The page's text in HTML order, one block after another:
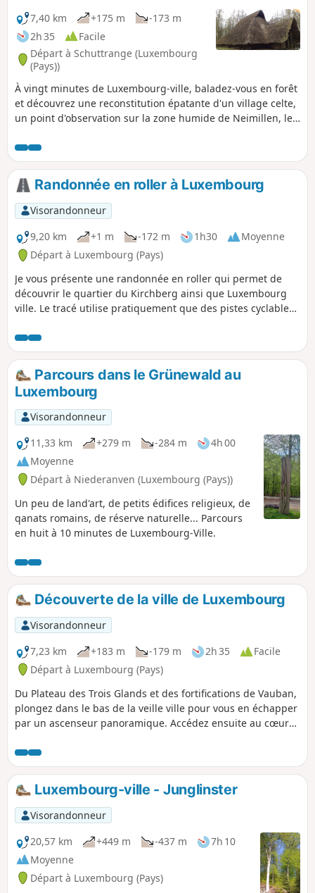
7,40 km
+175 m
-173 m
2h 35
Facile
Départ à Schuttrange (Luxembourg
(Pays))
À vingt minutes de Luxembourg-ville, baladez-vous en forêt
et découvrez une reconstitution épatante d'un village celte,
un point d'observation sur la zone humide de Neimillen, le
Randonnée en roller à Luxembourg
Visorandonneur
9,20 km
+1 m -172 m 1h30
Moyenne
Départ à Luxembourg (Pays)
Je vous présente une randonnée en roller qui permet de
découvrir le quartier du Kirchberg ainsi que Luxembourg
ville. Le tracé utilise pratiquement que des pistes cyclables.
parcours sont des zones en pavées, des revêtements
abîmés dans les parcs et des bandes de vigilance pour les
aveugles devant chaque passages pour piétons. Je
déconseille cette randonnée aux débutants. Départ : arrêt
de tram Luxexpo, arrivée : Place de Paris
Parcours dans le Grünewald au
Luxembourg
Visorandonneur
11,33 km
+279 m -284 m
4h 00
Moyenne
Départ à Niederanven (Luxembourg (Pays))
Un peu de land'art, de petits édifices religieux, de
qanats romains, de réserve naturelle... Parcours
en huit à 10 minutes de Luxembourg-Ville.
Découverte de la ville de Luxembourg
Visorandonneur
7,23 km
+183 m -179 m 2h 35
Facile
Départ à Luxembourg (Pays)
Du Plateau des Trois Glands et des fortifications de Vauban,
plongez dans le bas de la veille ville pour vous en échapper
par un ascenseur panoramique. Accédez ensuite au cœur
chemin de la corniche jusqu'au Plateau du St-Esprit.
Découvrez la place de la Gelle Fra puis aventurez vous dans
la passerelle suspendue sous le Pont Adolphe. Si vous êtes
tentés, allez jusqu'au ancien bâtiment de l'ARBED,
aujourd'hui siège de la SpuerKeess. Terminez votre escape
par une petite étape en tram jusqu'au forum Hamilius d'où
vous pourrez facilement accéder à la Place d'armes, au
palais Grand Ducal et à la place Guillaume. Ces deux
dernières places vous offrant de très nombreux cafés et
restaurants pour tous les budgets.
Luxembourg-ville - Junglinster
Visorandonneur
20,57 km
+449 m -437 m
7h 10
Moyenne
Départ à Luxembourg (Pays)